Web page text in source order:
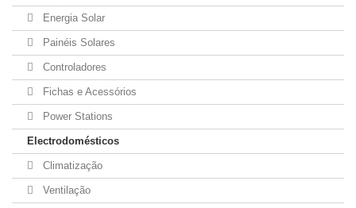
Energia Solar
Painéis Solares
Controladores
Fichas e Acessórios
Power Stations
Electrodomésticos
Climatização
Ventilação